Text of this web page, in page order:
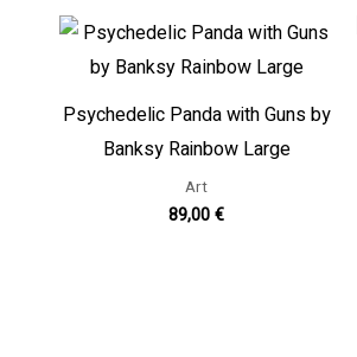
Psychedelic Panda with Guns by
Banksy Rainbow Large
Art
89,00€